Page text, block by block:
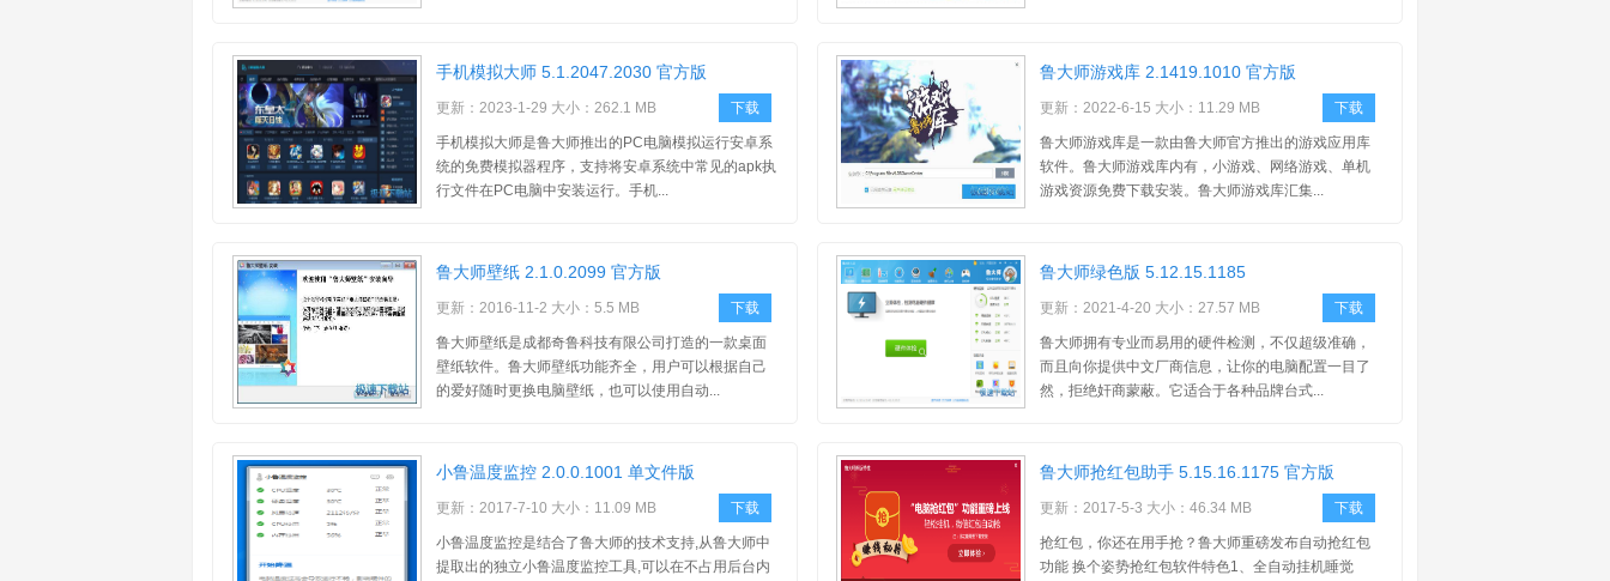
手机模拟大师 5.1.2047.2030 官方版
下载
更新：2023-1-29 大小：262.1 MB
手机模拟大师是鲁大师推出的PC电脑模拟运行安卓系
统的免费模拟器程序，支持将安卓系统中常见的apk执
行文件在PC电脑中安装运行。手机...
鲁大师游戏库 2.1419.1010 官方版
下载
更新：2022-6-15 大小：11.29 MB
鲁大师游戏库是一款由鲁大师官方推出的游戏应用库
软件。鲁大师游戏库内有，小游戏、网络游戏、单机
游戏资源免费下载安装。鲁大师游戏库汇集...
鲁大师壁纸 2.1.0.2099 官方版
下载
更新：2016-11-2 大小：5.5 MB
鲁大师壁纸是成都奇鲁科技有限公司打造的一款桌面
壁纸软件。鲁大师壁纸功能齐全，用户可以根据自己
的爱好随时更换电脑壁纸，也可以使用自动...
鲁大师绿色版 5.12.15.1185
下载
更新：2021-4-20 大小：27.57 MB
鲁大师拥有专业而易用的硬件检测，不仅超级准确，
而且向你提供中文厂商信息，让你的电脑配置一目了
然，拒绝奸商蒙蔽。它适合于各种品牌台式...
小鲁温度监控 2.0.0.1001 单文件版
下载
更新：2017-7-10 大小：11.09 MB
小鲁温度监控是结合了鲁大师的技术支持,从鲁大师中
提取出的独立小鲁温度监控工具,可以在不占用后台内
鲁大师抢红包助手 5.15.16.1175 官方版
下载
更新：2017-5-3 大小：46.34 MB
抢红包，你还在用手抢？鲁大师重磅发布自动抢红包
功能 换个姿势抢红包软件特色1、全自动挂机睡觉